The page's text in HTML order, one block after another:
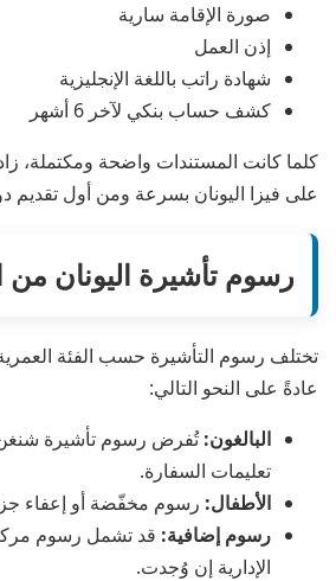
صورة الإقامة سارية
إذن العمل
شهادة راتب باللغة الإنجليزية
كشف حساب بنكي لآخر 6 أشهر
كلما كانت المستندات واضحة ومكتملة،
على فيزا اليونان بسرعة ومن أول
رسوم تأشيرة اليونان من
تختلف رسوم التأشيرة حسب الفئة
عادةً على النحو التالي:
البالغون:تُفرض رسوم تأشيرة
تعليمات السفارة.
الأطفال: رسوم مخفّضة أو إعفاء
رسوم إضافية: قد تشمل رسوم مركز
الإدارية إن وُجدت.